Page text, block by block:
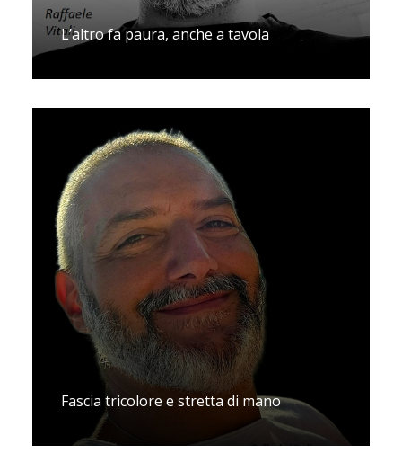
L’altro fa paura, anche a tavola
Fascia tricolore e stretta di mano